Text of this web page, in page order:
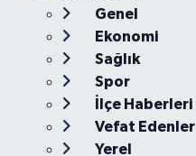
Genel
Ekonomi
Sağlık
Spor
İlçe Haberleri
Vefat Edenler
Yerel